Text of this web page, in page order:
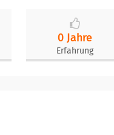
0 Jahre
Erfahrung